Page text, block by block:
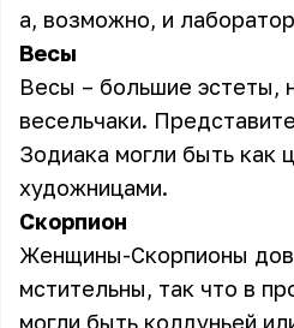
а, возможно, и
Весы
Весы – большие эстеты,
весельчаки.
Зодиака могли быть как
художницами.
Скорпион
Женщины-Скорпионы
мстительны, так что в
могли быть колдуньей